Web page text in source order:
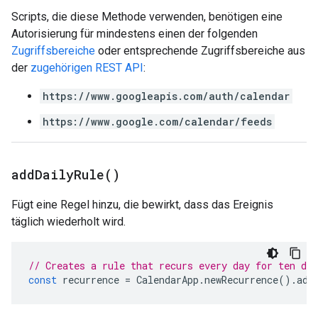
Scripts, die diese Methode verwenden, benötigen eine
Autorisierung für mindestens einen der folgenden
Zugriffsbereiche oder entsprechende Zugriffsbereiche aus
der zugehörigen REST API:
https://www.googleapis.com/auth/calendar
https://www.google.com/calendar/feeds
addDailyRule( )
Fügt eine Regel hinzu, die bewirkt, dass das Ereignis
täglich wiederholt wird.
// Creates a rule that recurs every day for ten
const recurrence = CalendarApp .newRecurrence().